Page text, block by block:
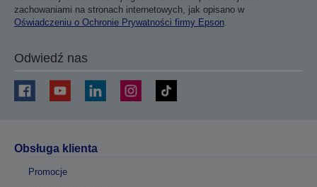
zachowaniami na stronach internetowych, jak opisano w
Oświadczeniu o Ochronie Prywatności firmy Epson.
Odwiedź nas
Obsługa klienta
Promocje